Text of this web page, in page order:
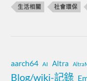
生活相關 社會環保
aarch64 AI Altra
Blog/wiki-記錄